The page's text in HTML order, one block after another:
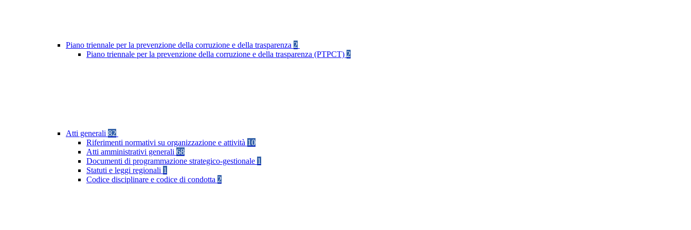
Piano triennale per la prevenzione della corruzione e della trasparenza 2
Piano triennale per la prevenzione della corruzione e della trasparenza (PTPCT) 2
Atti generali 82
Riferimenti normativi su organizzazione e attività 10
Atti amministrativi generali 68
Documenti di programmazione strategico-gestionale 1
Statuti e leggi regionali 1
Codice disciplinare e codice di condotta 2